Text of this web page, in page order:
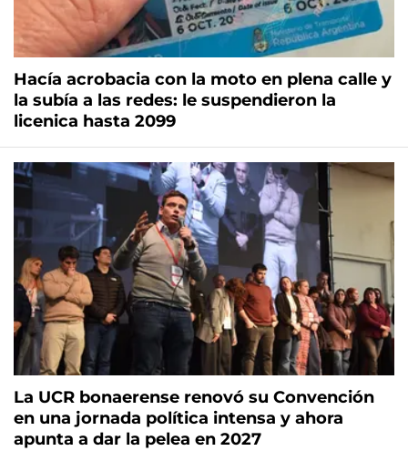
Hacía acrobacia con la moto en plena calle y
la subía a las redes: le suspendieron la
licenica hasta 2099
La UCR bonaerense renovó su Convención
en una jornada política intensa y ahora
apunta a dar la pelea en 2027